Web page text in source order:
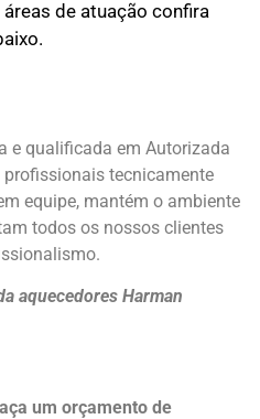
de atuação confira
e qualificada em Autorizada
tecnicamente
equipe, mantém o ambiente
todos os nossos clientes
aquecedores Harman
um orçamento de